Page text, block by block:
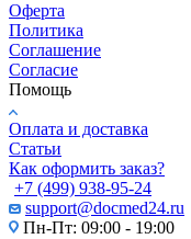
Оферта
Политика
Соглашение
Согласие
Помощь
Оплата и доставка
Статьи
Как оформить заказ?
+7 (499) 938-95-24
support@docmed24.ru
Пн-Пт: 09:00 - 19:00